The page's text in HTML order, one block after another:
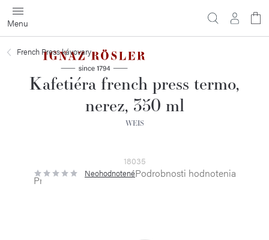
Prejsť
na
obsah
French Press kávovary
Kafetiéra french press termo,
nerez, 350 ml
WEIS
18035
Priemerné
hodnotenie
NeohodnotenéPodrobnosti hodnotenia